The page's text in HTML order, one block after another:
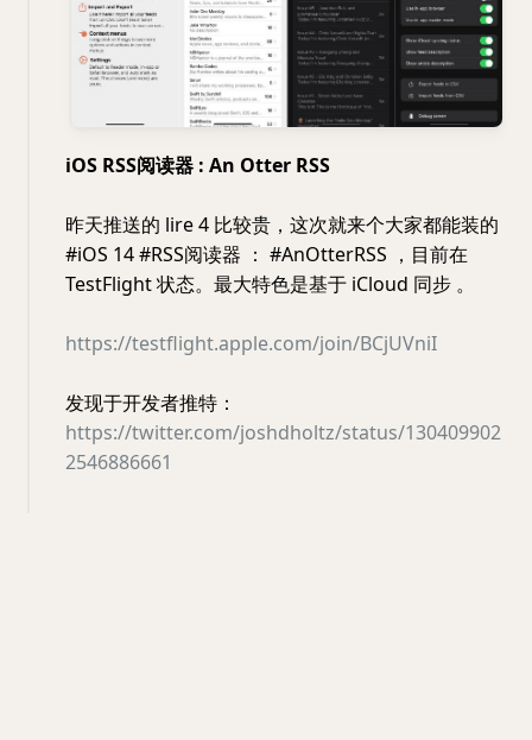
iOS RSS阅读器 : An Otter RSS
昨天推送的 lire 4 比较贵，这次就来个大家都能装的
#iOS 14 #RSS阅读器 ： #AnOtterRSS ，目前在
TestFlight 状态。最大特色是基于 iCloud 同步 。
https://testflight.apple.com/join/BCjUVniI
发现于开发者推特：
https://twitter.com/joshdholtz/status/130409902
2546886661